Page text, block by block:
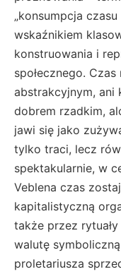
„konsumpcja
wskaźnikiem
konstruowania i
społecznego.
abstrakcyjnym, ani
dobrem rzadkim,
jawi się jako
tylko traci, lecz
spektakularnie, w
Veblena czas
kapitalistyczną
także przez
walutę
proletariusza